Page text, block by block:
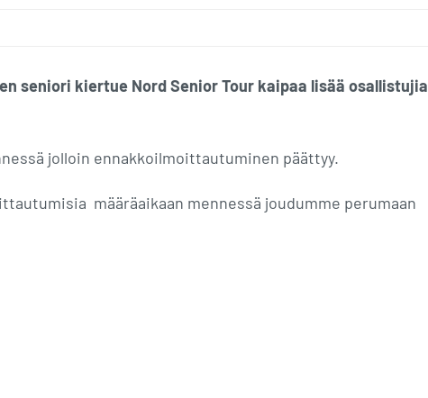
seniori kiertue Nord Senior Tour kaipaa lisää osallistujia
jolloin ennakkoilmoittautuminen päättyy.
määräaikaan mennessä joudumme perumaan